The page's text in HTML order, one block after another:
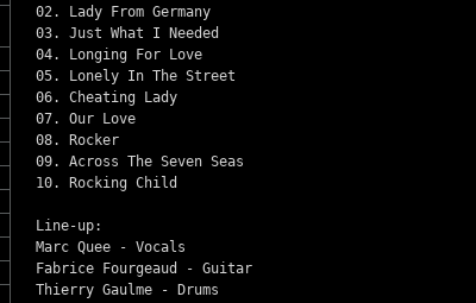
02. Lady From Germany
03. Just What I Needed
04. Longing For Love
05. Lonely In The Street
06. Cheating Lady
07. Our Love
08. Rocker
09. Across The Seven Seas
10. Rocking Child
Line-up:
Marc Quee - Vocals
Fabrice Fourgeaud - Guitar
Thierry Gaulme - Drums